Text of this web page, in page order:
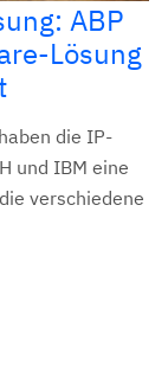
ABP
Lösung
die IP-
und IBM eine
verschiedene